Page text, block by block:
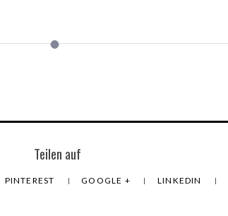
Teilen auf
PINTEREST GOOGLE + LINKEDIN